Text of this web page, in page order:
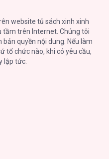
Bạo Dăm
THÁNG 3 ĐẤY
website tủ sách xinh xinh
tầm trên Internet. Chúng tôi
quyền nội dung. Nếu làm
tổ chức nào, khi có yêu cầu,
lập tức.